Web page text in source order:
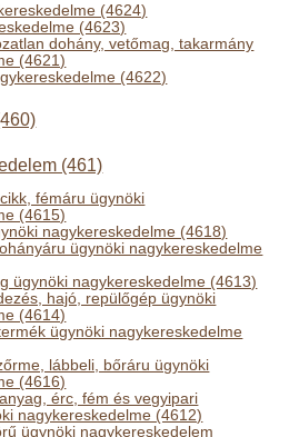
(4624)
(4623)
dohány, vetőmag, takarmány
(4621)
(4622)
(461)
fémáru ügynöki
(4615)
nagykereskedelme (4618)
ügynöki nagykereskedelme
ügynöki nagykereskedelme (4613)
hajó, repülőgép ügynöki
(4614)
ügynöki nagykereskedelme
lábbeli, bőráru ügynöki
(4616)
érc, fém és vegyipari
nagykereskedelme (4612)
ügynöki nagykereskedelem